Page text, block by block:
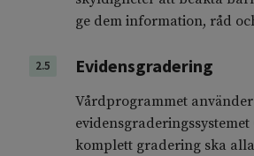
ge dem information, råd
2.5 Evidensgradering
Vårdprogrammet använder
evidensgraderingssystemet
komplett gradering ska